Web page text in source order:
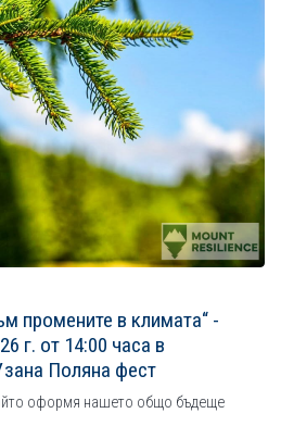
промените в климата“ -
г. от 14:00 часа в
Поляна фест
оформя нашето общо бъдеще